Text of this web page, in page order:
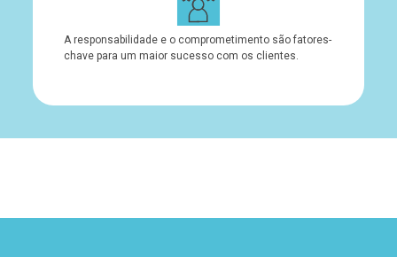
A responsabilidade e o comprometimento são fatores-
chave para um maior sucesso com os clientes.